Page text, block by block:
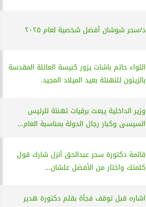
د/سحر شوشان أفضل شخصية لعام ٢٠٢٥
اللواء حاتم باشات يزور كنيسة العائلة المقدسة
بالزيتون للتهنئة بعيد الميلاد المجيد.
وزير الداخلية يبعث برقيات تهنئة للرئيس
السيسى وكبار رجال الدولة بمناسبة العام...
قائمة دكتورة سحر عبدالحق أنزل شارك قول
كلمتك واختار من الأفضل علشان...
اشاره قبل توقف فجأة بقلم دكتورة هدير